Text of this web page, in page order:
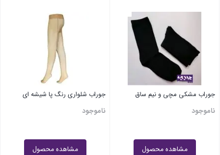
جوراب مشکی مچی و نیم ساق
ناموجود
مشاهده محصول
جوراب شلواری رنگ پا شیشه ای
ناموجود
مشاهده محصول